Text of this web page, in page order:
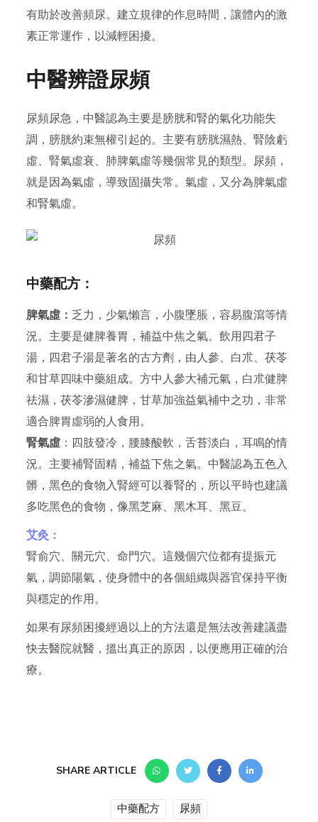
有助於改善頻尿。建立規律的作息時間，讓體內的激
素正常運作，以減輕困擾。
中醫辨證尿頻
尿頻尿急，中醫認為主要是膀胱和腎的氣化功能失
調，膀胱約束無權引起的。主要有膀胱濕熱、腎陰虧
虛、腎氣虛衰、肺脾氣虛等幾個常見的類型。尿頻，
就是因為氣虛，導致固攝失常。氣虛，又分為脾氣虛
和腎氣虛。
中藥配方：
脾氣虛：乏力，少氣懶言，小腹墜脹，容易腹瀉等情
況。主要是健脾養胃，補益中焦之氣。飲用四君子
湯，四君子湯是著名的古方劑，由人參、白朮、茯苓
和甘草四味中藥組成。方中人參大補元氣，白朮健脾
祛濕，茯苓滲濕健脾，甘草加強益氣補中之功，非常
適合脾胃虛弱的人食用。
腎氣虛 ：四肢發冷，腰膝酸軟，舌苔淡白，耳鳴的情
況。主要補腎固精，補益下焦之氣。中醫認為五色入
髒，黑色的食物入腎經可以養腎的，所以平時也建議
多吃黑色的食物，像黑芝麻、黑木耳、黑豆。
艾灸 ：
腎俞穴、關元穴、命門穴。這幾個穴位都有提振元
氣，調節陽氣，使身體中的各個組織與器官保持平衡
與穩定的作用。
如果有尿頻困擾經過以上的方法還是無法改善建議盡
快去醫院就醫，搵出真正的原因，以便應用正確的治
療。
SHARE ARTICLE
中藥配方 尿頻